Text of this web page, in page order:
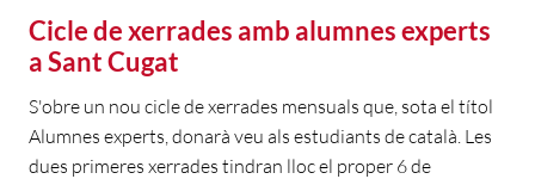
Cicle de xerrades amb alumnes experts
a Sant Cugat
S'obre un nou cicle de xerrades mensuals que, sota el títol
Alumnes experts, donarà veu als estudiants de català. Les
dues primeres xerrades tindran lloc el proper 6 de